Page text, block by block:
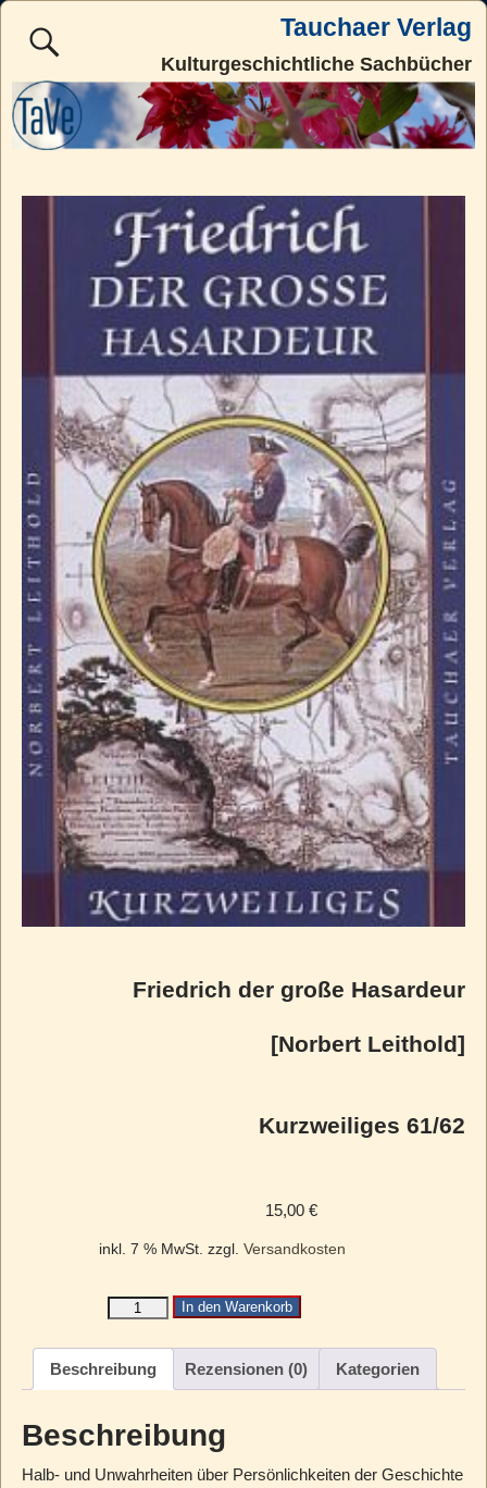
Tauchaer Verlag
Kulturgeschichtliche Sachbücher
Friedrich der große Hasardeur
[Norbert Leithold]
Kurzweiliges 61/62
15,00 €
inkl. 7 % MwSt. zzgl. Versandkosten
In den Warenkorb
Beschreibung Rezensionen (0) Kategorien
Beschreibung
Halb- und Unwahrheiten über Persönlichkeiten der Geschichte